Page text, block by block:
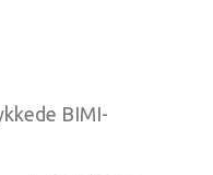
BIMI-